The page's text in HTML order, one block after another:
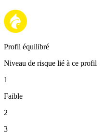
Profil équilibré
Niveau de risque lié à ce profil
1
Faible
2
3